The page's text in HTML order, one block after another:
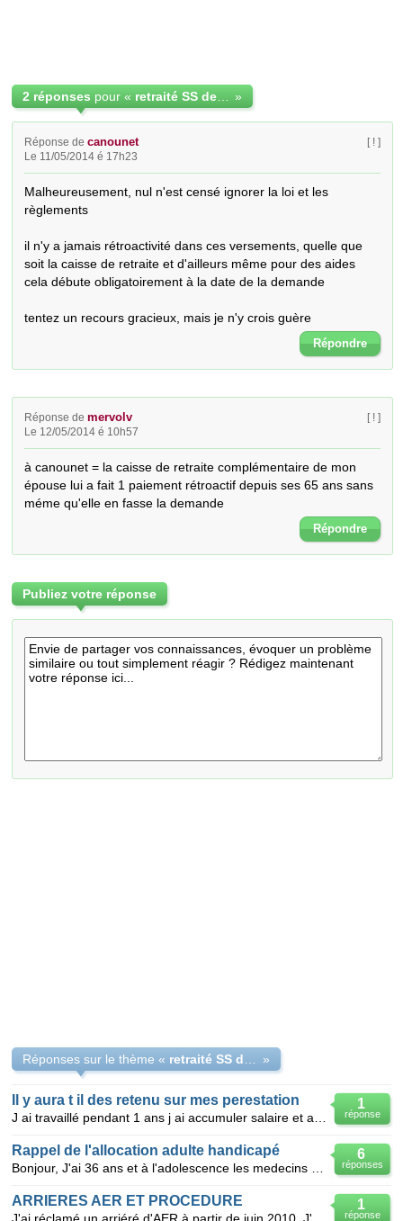
2 réponses pour « »
Réponse decanounet
Le 11/05/2014 é 17h23
[ ! ]
Malheureusement, nul n'est censé ignorer la loi et les
règlements
il n'y a jamais rétroactivité dans ces versements, quelle que
soit la caisse de retraite et d'ailleurs même pour des aides
cela débute obligatoirement à la date de la demande
tentez un recours gracieux, mais je n'y crois guère
Répondre
Réponse demervolv
Le 12/05/2014 é 10h57
[ ! ]
à canounet = la caisse de retraite complémentaire de mon
épouse lui a fait 1 paiement rétroactif depuis ses 65 ans sans
méme qu'elle en fasse la demande
Répondre
Publiez votre réponse
Réponses sur le thème « »
1
réponse
Il y aura t il des retenu sur mes perestation
6
réponses
Rappel de l'allocation adulte handicapé
1
réponse
ARRIERES AER ET PROCEDURE